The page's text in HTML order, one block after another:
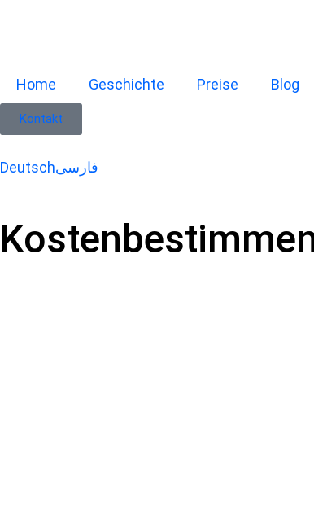
Home Geschichte Preise Blog
Kontakt
Deutschفارسی